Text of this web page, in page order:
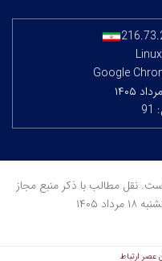
نقل مطالب با ذکر منبع مجاز
۱۴۰۵
عصر‌ ارتباط